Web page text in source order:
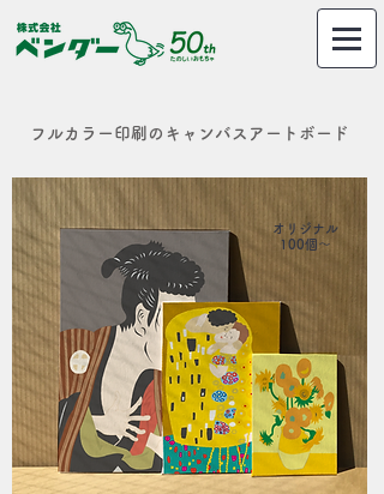
フルカラー印刷のキャンバスアートボード
オリジナル
100個～